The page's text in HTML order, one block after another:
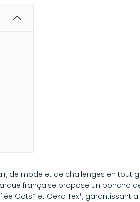
de mode et de challenges en tout
française propose un poncho
Gots* et Oeko Tex*,